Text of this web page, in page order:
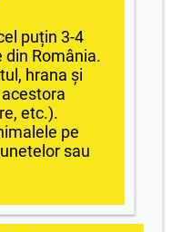
puțin 3-4
România.
hrana și
etc.).
pe
sau